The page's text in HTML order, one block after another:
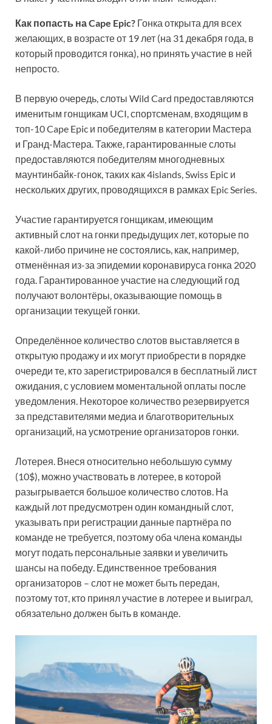
Как попасть на Cape Epic? Гонка открыта для всех
желающих, в возрасте от 19 лет (на 31 декабря года, в
который проводится гонка), но принять участие в ней
непросто.
В первую очередь, слоты Wild Card предоставляются
именитым гонщикам UCI, спортсменам, входящим в
топ-10 Cape Epic и победителям в категории Мастера
и Гранд-Мастера. Также, гарантированные слоты
предоставляются победителям многодневных
маунтинбайк-гонок, таких как 4islands, Swiss Epiс и
нескольких других, проводящихся в рамках Epic Series.
Участие гарантируется гонщикам, имеющим
активный слот на гонки предыдущих лет, которые по
какой-либо причине не состоялись, как, например,
отменённая из-за эпидемии коронавируса гонка 2020
года. Гарантированное участие на следующий год
получают волонтёры, оказывающие помощь в
организации текущей гонки.
Определённое количество слотов выставляется в
открытую продажу и их могут приобрести в порядке
очереди те, кто зарегистрировался в бесплатный лист
ожидания, с условием моментальной оплаты после
уведомления. Некоторое количество резервируется
за представителями медиа и благотворительных
организаций, на усмотрение организаторов гонки.
Лотерея. Внеся относительно небольшую сумму
(10$), можно участвовать в лотерее, в которой
разыгрывается большое количество слотов. На
каждый лот предусмотрен один командный слот,
указывать при регистрации данные партнёра по
команде не требуется, поэтому оба члена команды
могут подать персональные заявки и увеличить
шансы на победу. Единственное требования
организаторов – слот не может быть передан,
поэтому тот, кто принял участие в лотерее и выиграл,
обязательно должен быть в команде.